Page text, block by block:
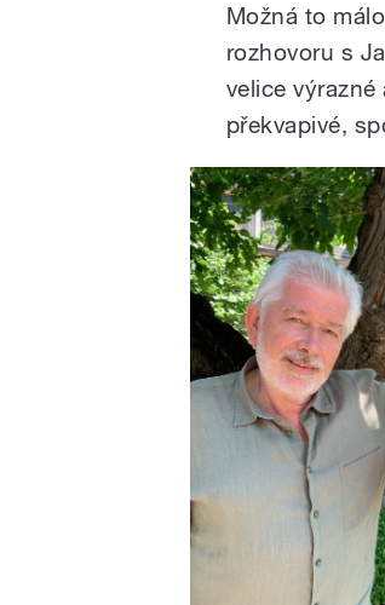
Možná to
rozhovoru s
velice
překvapivé,